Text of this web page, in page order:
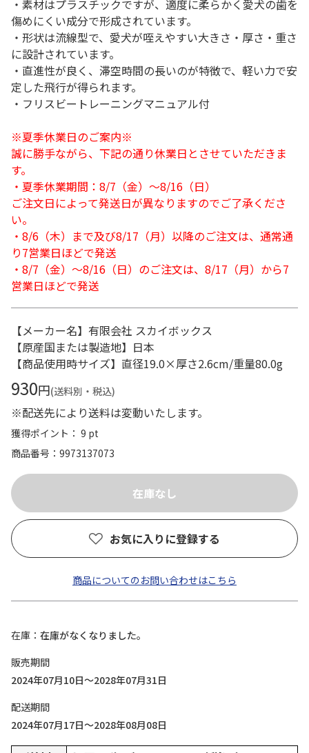
・素材はプラスチックですが、適度に柔らかく愛犬の歯を
傷めにくい成分で形成されています。
・形状は流線型で、愛犬が咥えやすい大きさ・厚さ・重さ
に設計されています。
・直進性が良く、滞空時間の長いのが特徴で、軽い力で安
定した飛行が得られます。
・フリスビートレーニングマニュアル付
※夏季休業日のご案内※
誠に勝手ながら、下記の通り休業日とさせていただきま
す。
・夏季休業期間：8/7（金）～8/16（日）
ご注文日によって発送日が異なりますのでご了承くださ
い。
・8/6（木）まで及び8/17（月）以降のご注文は、通常通
り7営業日ほどで発送
・8/7（金）～8/16（日）のご注文は、8/17（月）から7
営業日ほどで発送
【メーカー名】有限会社 スカイボックス
【原産国または製造地】日本
【商品使用時サイズ】直径19.0×厚さ2.6cm/重量80.0g
930円(送料別・税込)
※配送先により送料は変動いたします。
獲得ポイント： 9 pt
商品番号
9973137073
お気に入りに登録する
商品についてのお問い合わせはこちら
在庫
在庫がなくなりました。
販売期間
2024年07月10日～2028年07月31日
配送期間
2024年07月17日～2028年08月08日